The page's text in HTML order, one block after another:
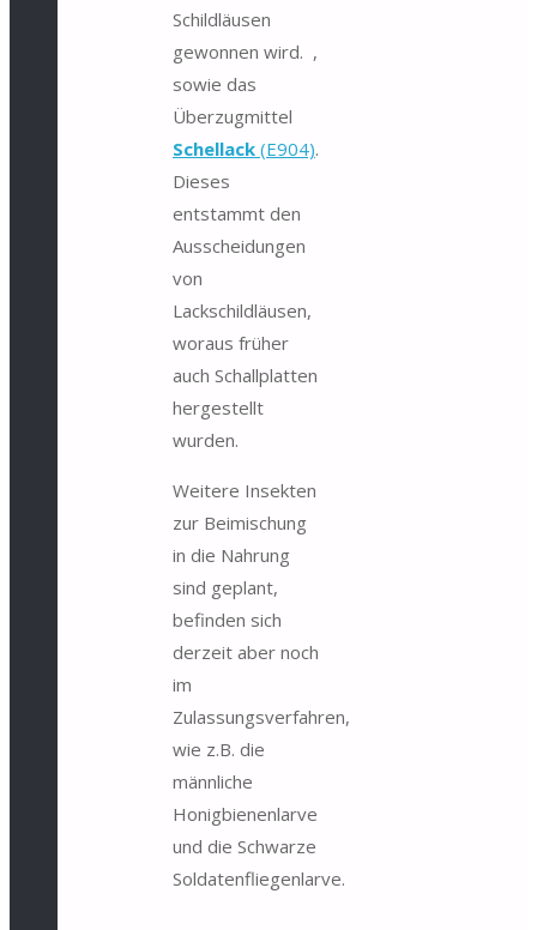
Schildläusen
gewonnen wird. ,
sowie das
Überzugmittel
Schellack(E904).
Dieses
entstammt den
Ausscheidungen
von
Lackschildläusen,
woraus früher
auch Schallplatten
hergestellt
wurden.
Weitere Insekten
zur Beimischung
in die Nahrung
sind geplant,
befinden sich
derzeit aber noch
im
Zulassungsverfahren,
wie z.B. die
männliche
Honigbienenlarve
und die Schwarze
Soldatenfliegenlarve.